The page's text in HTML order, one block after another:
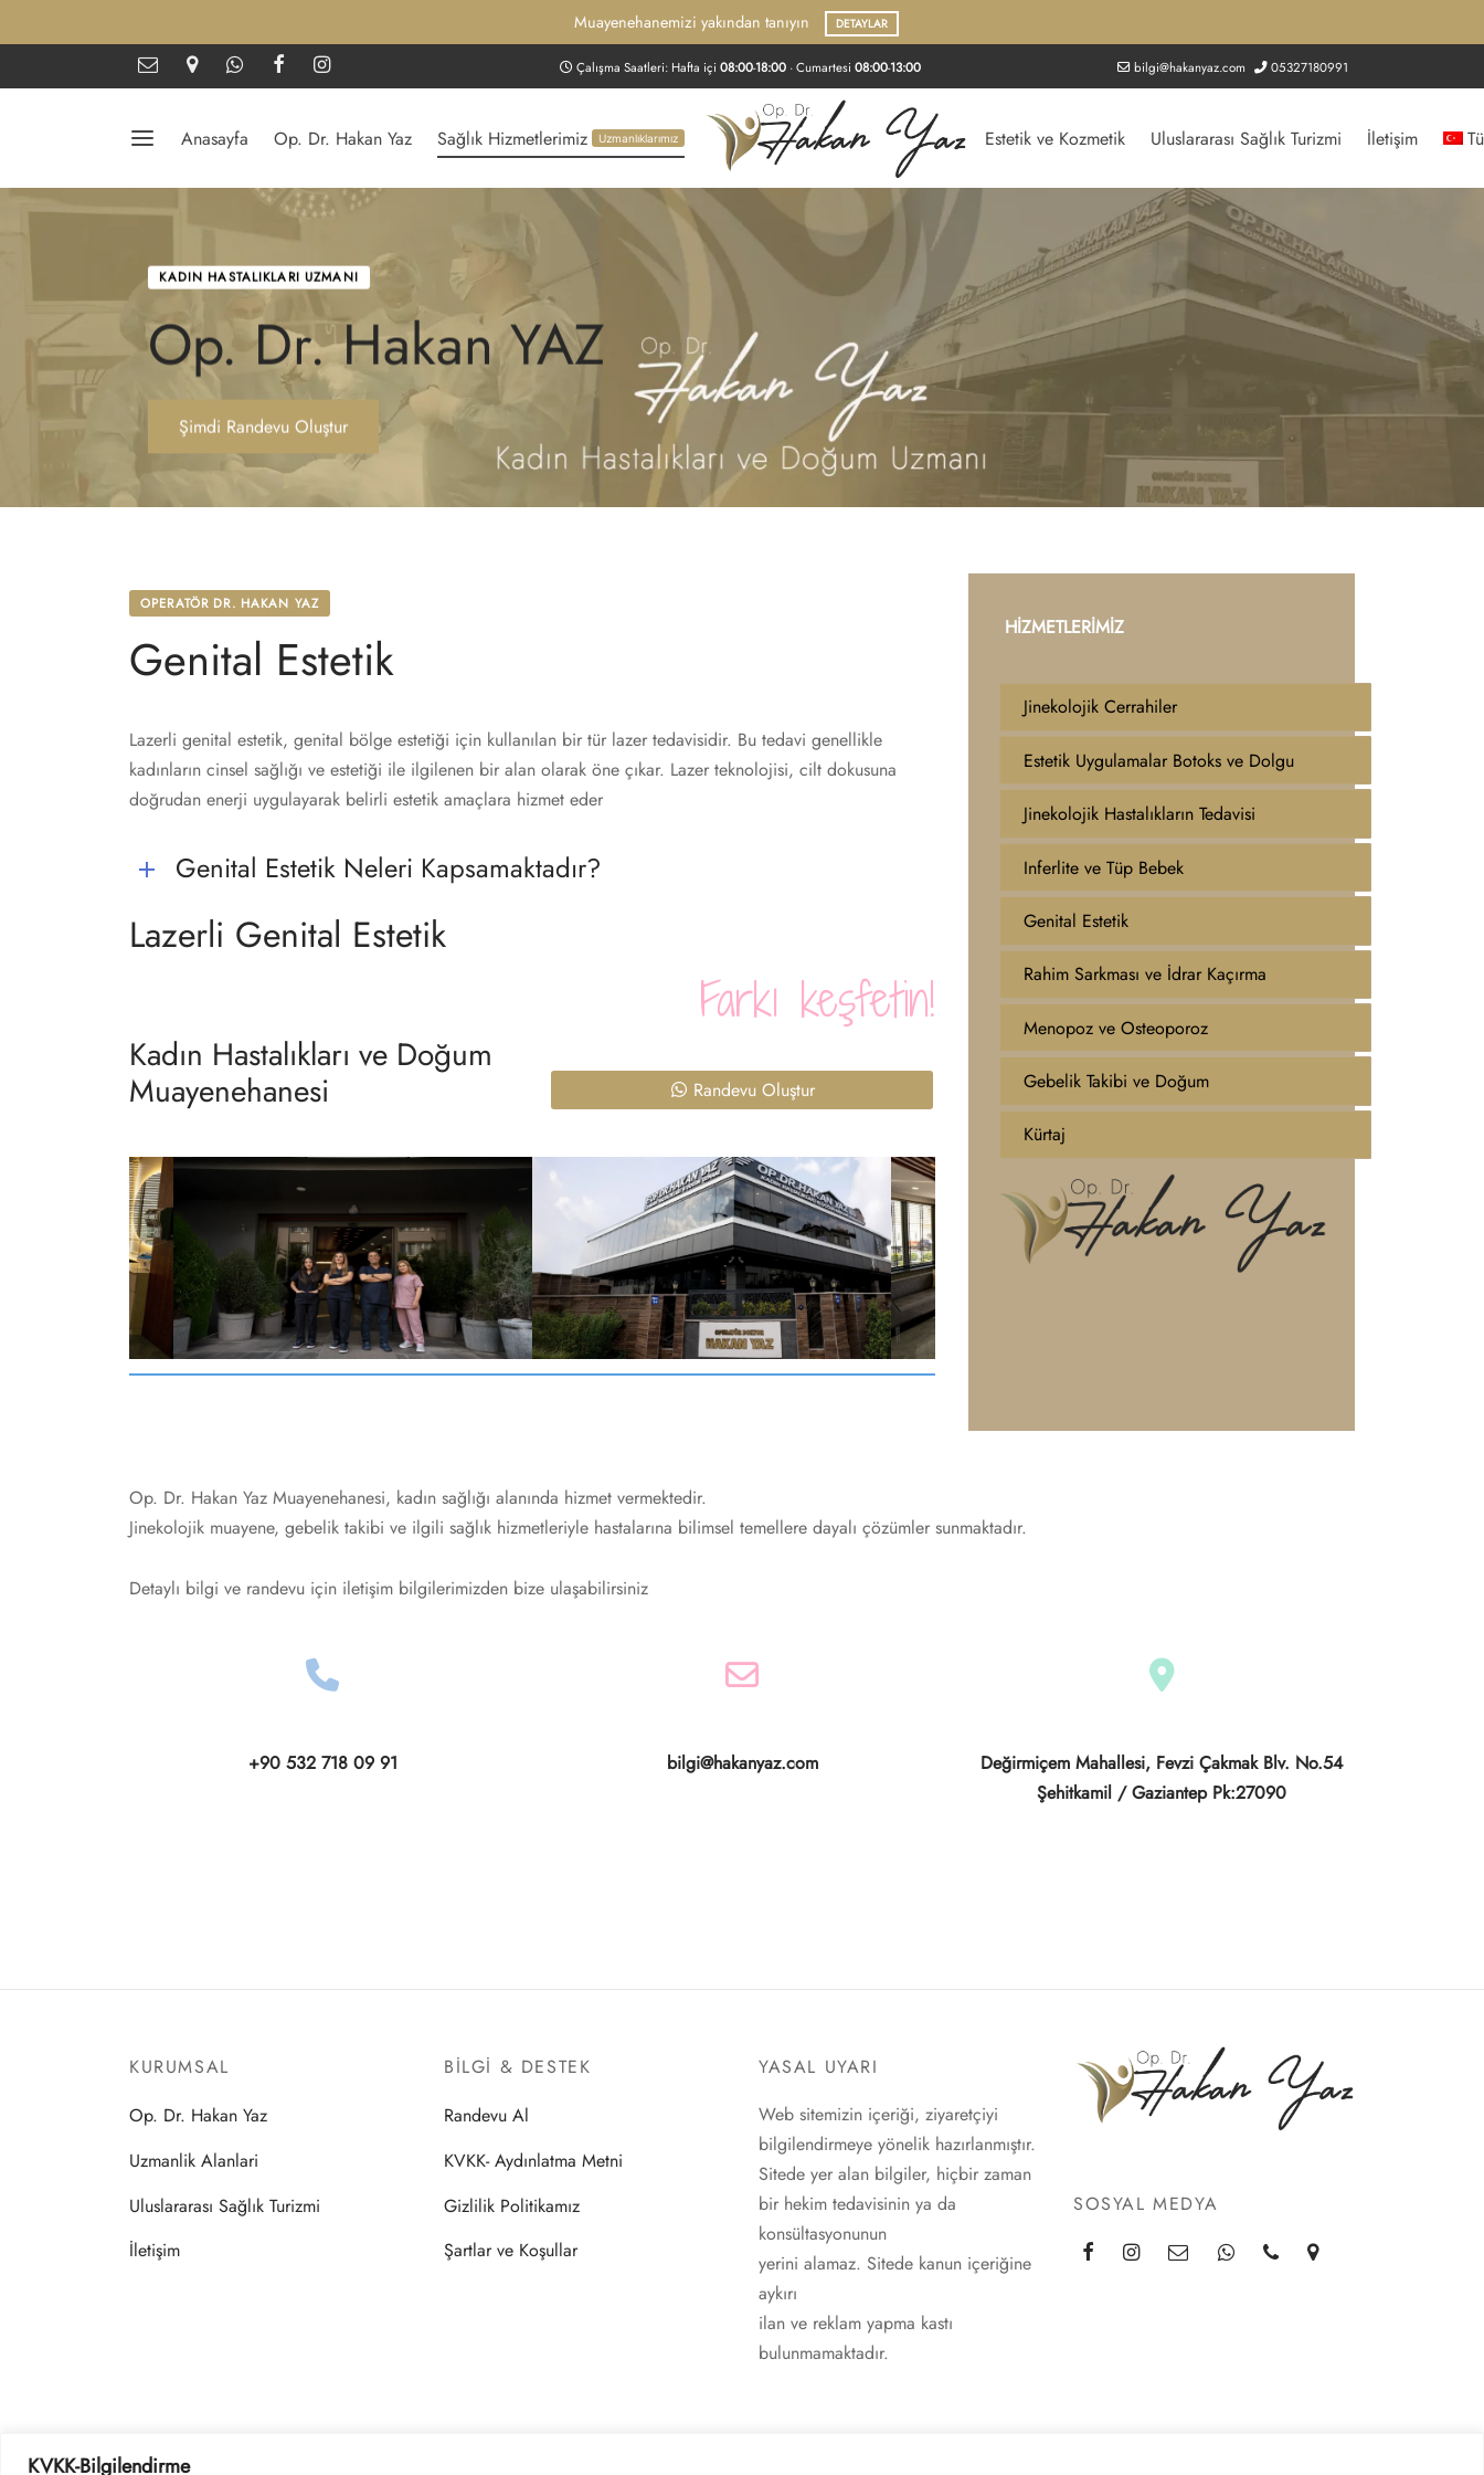
KVKK-Bilgilendirme
Muayenehanemizi yakından tanıyın DETAYLAR
Çalışma Saatleri: Hafta içi 08:00-18:00· Cumartesi 08:00-13:00 bilgi@hakanyaz.com 05327180991
Anasayfa Op. Dr. Hakan Yaz Sağlık Hizmetlerimiz Uzmanlıklarımız Estetik ve Kozmetik Uluslararası Sağlık Turizmi İletişim
KADIN HASTALIKLARI UZMANI
Op. Dr. Hakan YAZ
Şimdi Randevu Oluştur
OPERATÖR DR. HAKAN YAZ
Genital Estetik
Lazerli genital estetik, genital bölge estetiği için kullanılan bir tür lazer tedavisidir. Bu tedavi genellikle
kadınların cinsel sağlığı ve estetiği ile ilgilenen bir alan olarak öne çıkar. Lazer teknolojisi, cilt dokusuna
doğrudan enerji uygulayarak belirli estetik amaçlara hizmet eder
Genital Estetik Neleri Kapsamaktadır?
Lazerli Genital Estetik
Farkı keşfetin!
Kadın Hastalıkları ve Doğum
Muayenehanesi
Randevu Oluştur
HİZMETLERİMİZ
Jinekolojik Cerrahiler
Estetik Uygulamalar Botoks ve Dolgu
Jinekolojik Hastalıkların Tedavisi
Inferlite ve Tüp Bebek
Genital Estetik
Rahim Sarkması ve İdrar Kaçırma
Menopoz ve Osteoporoz
Gebelik Takibi ve Doğum
Kürtaj
Op. Dr. Hakan Yaz Muayenehanesi, kadın sağlığı alanında hizmet vermektedir.
Jinekolojik muayene, gebelik takibi ve ilgili sağlık hizmetleriyle hastalarına bilimsel temellere dayalı çözümler sunmaktadır.
Detaylı bilgi ve randevu için iletişim bilgilerimizden bize ulaşabilirsiniz
+90 532 718 09 91 bilgi@hakanyaz.com
Değirmiçem Mahallesi, Fevzi Çakmak Blv. No.54
Şehitkamil / Gaziantep Pk:27090
KURUMSAL
Op. Dr. Hakan Yaz
Uzmanlik Alanlari
Uluslararası Sağlık Turizmi
İletişim
BILGI & DESTEK
Randevu Al
KVKK- Aydınlatma Metni
Gizlilik Politikamız
Şartlar ve Koşullar
YASAL UYARI
Web sitemizin içeriği, ziyaretçiyi
bilgilendirmeye yönelik hazırlanmıştır.
Sitede yer alan bilgiler, hiçbir zaman
bir hekim tedavisinin ya da
konsültasyonunun
yerini alamaz. Sitede kanun içeriğine
aykırı
ilan ve reklam yapma kastı
bulunmamaktadır.
SOSYAL MEDYA